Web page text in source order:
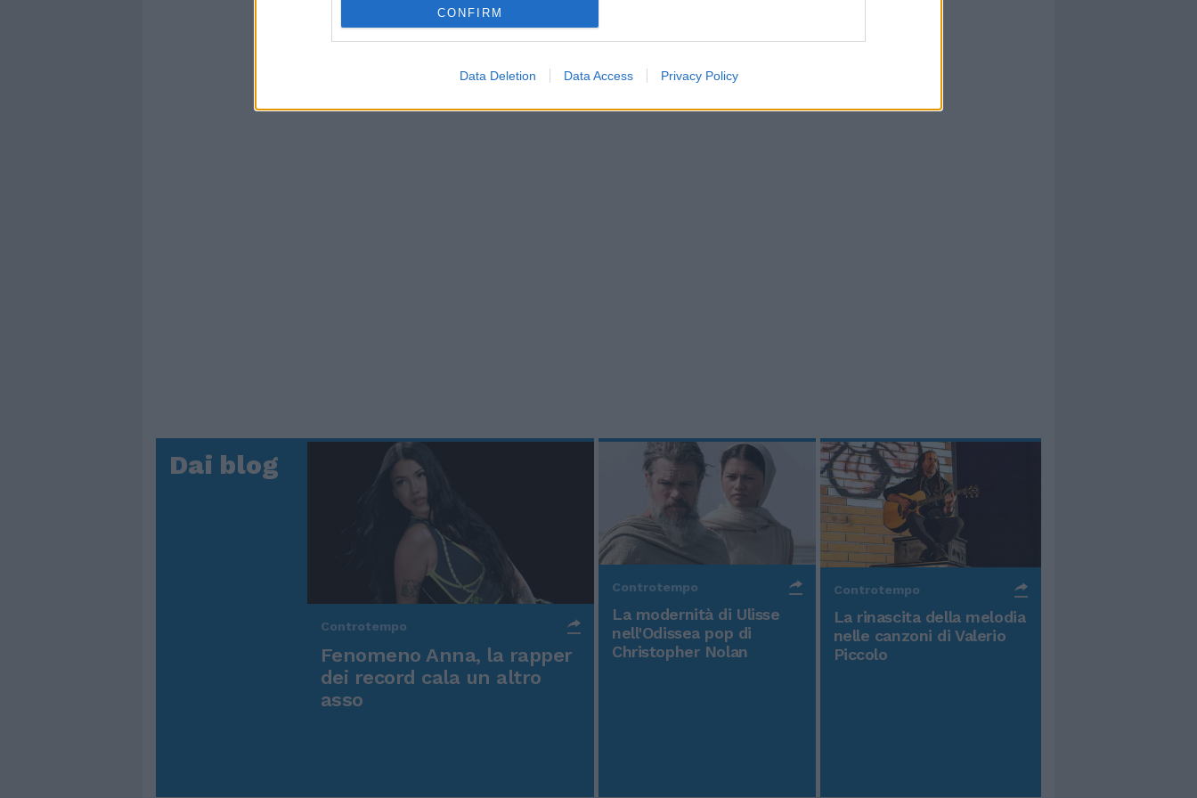
CONFIRM
Data Deletion Data Access Privacy Policy
Dai blog
Controtempo
Fenomeno Anna, la rapper
dei record cala un altro
asso
Controtempo
La modernità di Ulisse
nell'Odissea pop di
Christopher Nolan
Controtempo
La rinascita della melodia
nelle canzoni di Valerio
Piccolo